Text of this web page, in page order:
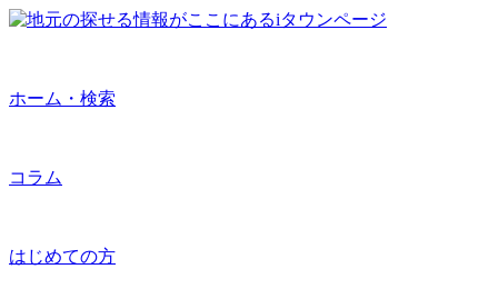
ホーム・検索
コラム
はじめての方